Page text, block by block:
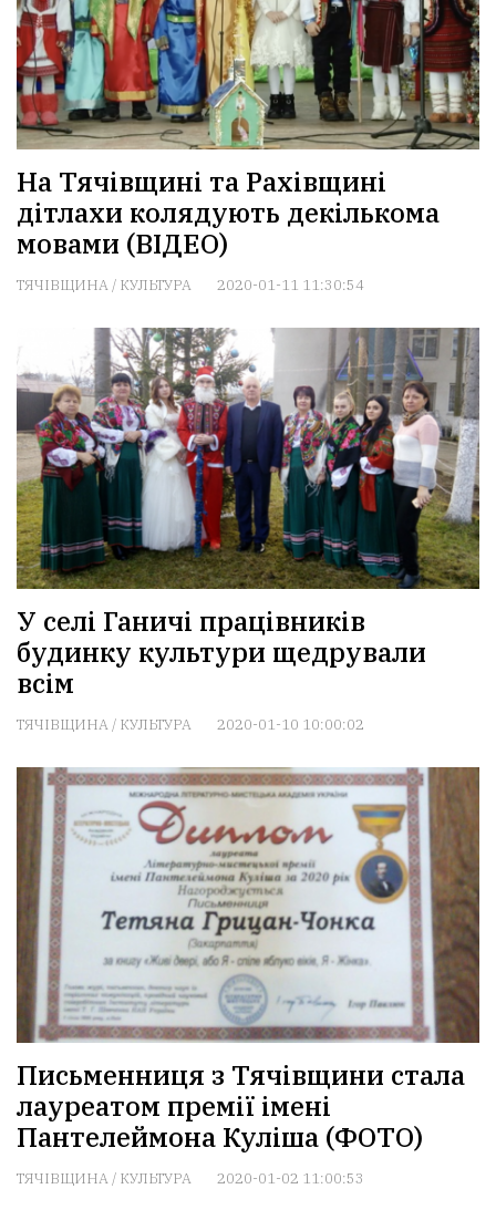
На Тячівщині та Рахівщині
дітлахи колядують декількома
мовами (ВІДЕО)
ТЯЧІВЩИНА/ КУЛЬТУРА 2020-01-11 11:30:54
У селі Ганичі працівників
будинку культури щедрували
всім
ТЯЧІВЩИНА/ КУЛЬТУРА 2020-01-10 10:00:02
Письменниця з Тячівщини стала
лауреатом премії імені
Пантелеймона Куліша (ФОТО)
ТЯЧІВЩИНА/ КУЛЬТУРА 2020-01-02 11:00:53